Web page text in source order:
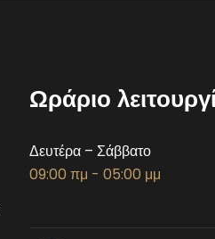
Ωράριο
Δευτέρα – Σάββατο
09:00 πμ - 05:00 μμ